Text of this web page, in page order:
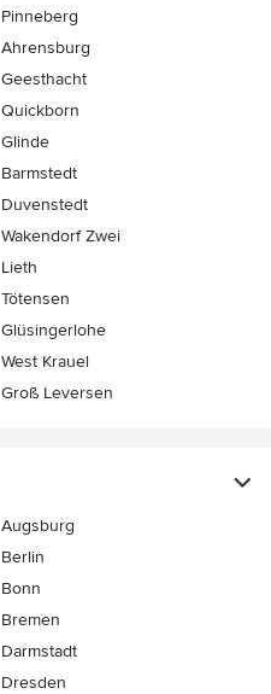
Pinneberg
Ahrensburg
Geesthacht
Quickborn
Glinde
Barmstedt
Duvenstedt
Wakendorf Zwei
Lieth
Tötensen
Glüsingerlohe
West Krauel
Groß Leversen
Augsburg
Berlin
Bonn
Bremen
Darmstadt
Dresden